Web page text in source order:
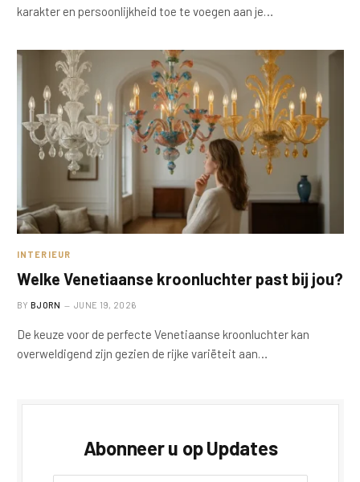
karakter en persoonlijkheid toe te voegen aan je…
INTERIEUR
Welke Venetiaanse kroonluchter past bij jou?
BY BJORN JUNE 19, 2026
De keuze voor de perfecte Venetiaanse kroonluchter kan
overweldigend zijn gezien de rijke variëteit aan…
Abonneer u op Updates